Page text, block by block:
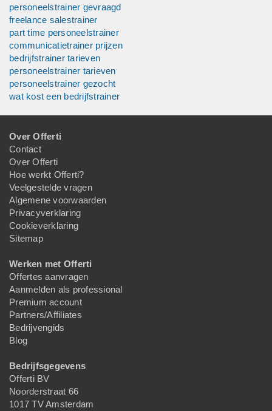
personeelstrainer gevraagd
freelance salestrainer
part time personeelstrainer
communicatietrainer prijzen
bedrijfstrainer tarieven
personeelstrainer tarieven
personeelstrainer gezocht
wat kost een bedrijfstrainer
Over Offerti
Contact
Over Offerti
Hoe werkt Offerti?
Veelgestelde vragen
Algemene voorwaarden
Privacyverklaring
Cookieverklaring
Sitemap
Werken met Offerti
Offertes aanvragen
Aanmelden als professional
Premium account
Partners/Affiliates
Bedrijvengids
Blog
Bedrijfsgegevens
Offerti BV
Noorderstraat 66
1017 TV Amsterdam